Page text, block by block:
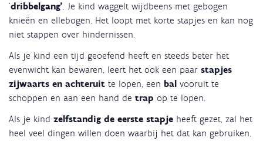
‘dribbelgang’. Je kind waggelt wijdbeens met gebogen
knieën en ellebogen. Het loopt met korte stapjes en kan nog
niet stappen over hindernissen.
Als je kind een tijd geoefend heeft en steeds beter het
evenwicht kan bewaren, leert het ook een paar stapjes
zijwaarts en achteruit te lopen, een bal vooruit te
schoppen en aan een hand de trap op te lopen.
Als je kind zelfstandig de eerste stapje heeft gezet, zal het
heel veel dingen willen doen waarbij het dat kan gebruiken.